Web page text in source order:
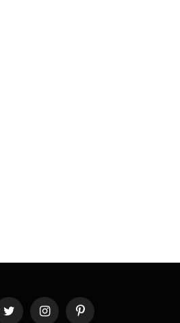
Twitter InstagramPinterest